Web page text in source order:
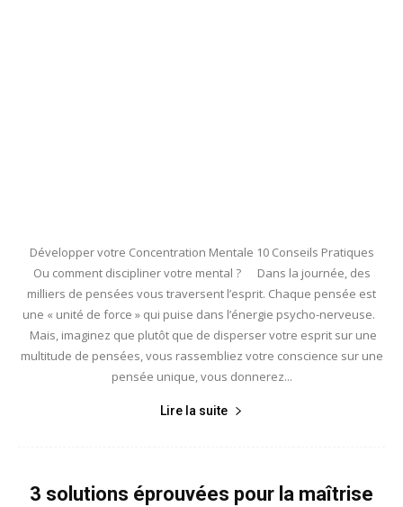
Développer votre Concentration Mentale 10 Conseils Pratiques
Ou comment discipliner votre mental ? Dans la journée, des
milliers de pensées vous traversent l’esprit. Chaque pensée est
une « unité de force » qui puise dans l’énergie psycho-nerveuse.
Mais, imaginez que plutôt que de disperser votre esprit sur une
multitude de pensées, vous rassembliez votre conscience sur une
pensée unique, vous donnerez...
Lire la suite
3 solutions éprouvées pour la maîtrise